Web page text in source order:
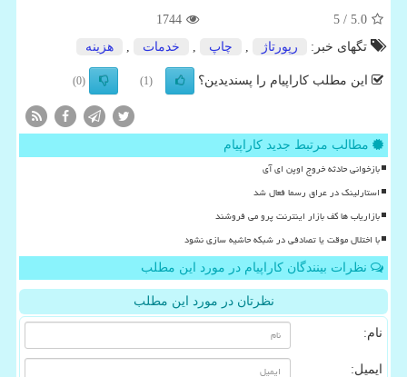
5.0
/ 5
1744
تگهای خبر:
رپورتاژ چاپ خدمات هزینه
این مطلب کاراپیام را پسندیدین؟ (1)
(0)
مطالب مرتبط جدید کاراپیام
بازخوانی حادثه خروج اوپن ای آی
استارلینک در عراق رسما فعال شد
بازاریاب ها کف بازار اینترنت پرو می فروشند
با اختلال موقت یا تصادفی در شبکه حاشیه سازی نشود
نظرات بینندگان کاراپیام در مورد این مطلب
نظرتان در مورد این مطلب
نام:
ایمیل: